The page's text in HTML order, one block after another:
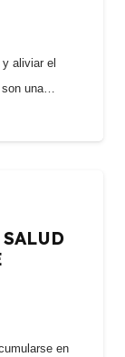
aliviar el
son una…
en